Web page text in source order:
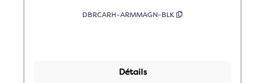
DBRCARH-ARMMAGN-BLK
Détails